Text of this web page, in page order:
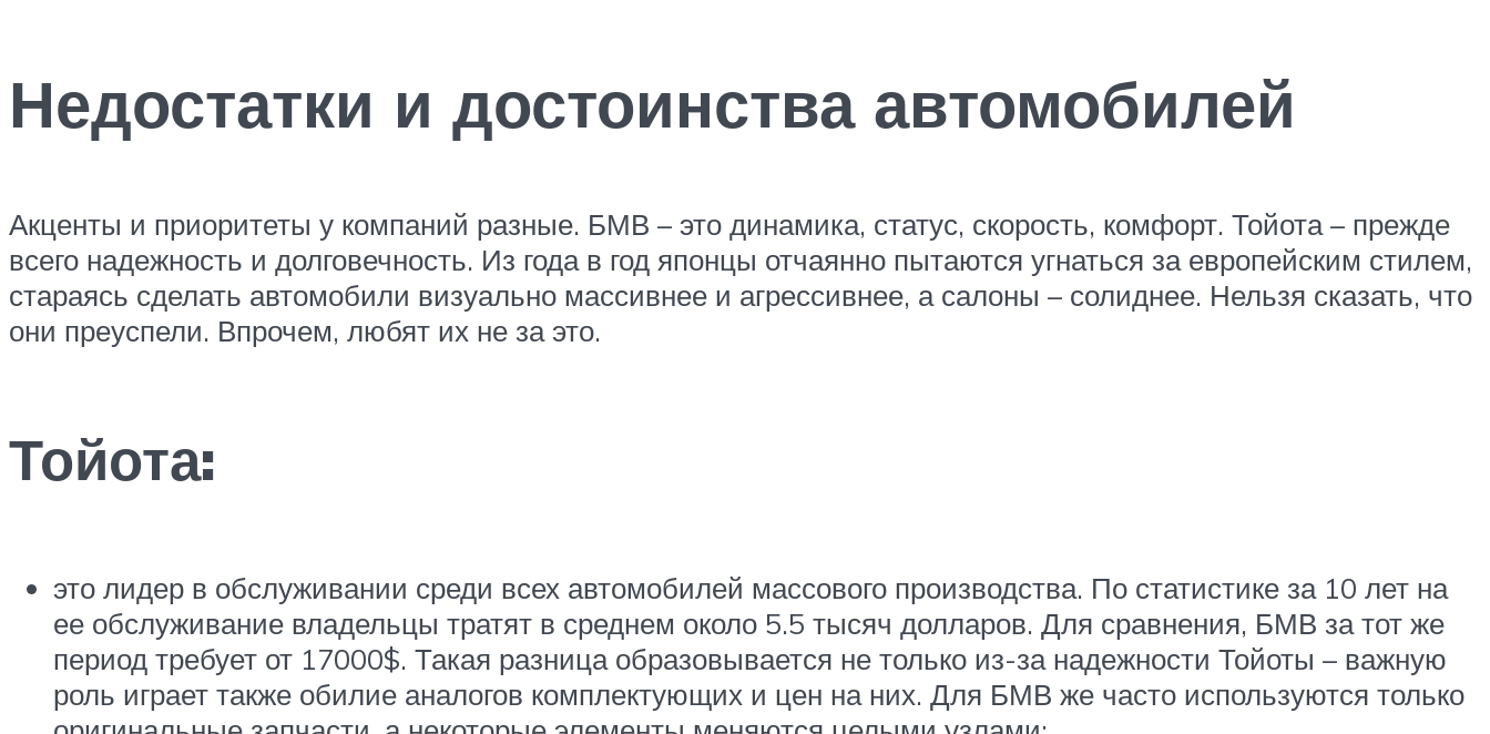
Недостатки и достоинства автомобилей
Акценты и приоритеты у компаний разные. БМВ – это динамика, статус, скорость, комфорт. Тойота – прежде
всего надежность и долговечность. Из года в год японцы отчаянно пытаются угнаться за европейским стилем,
стараясь сделать автомобили визуально массивнее и агрессивнее, а салоны – солиднее. Нельзя сказать, что
они преуспели. Впрочем, любят их не за это.
Тойота:
это лидер в обслуживании среди всех автомобилей массового производства. По статистике за 10 лет на
ее обслуживание владельцы тратят в среднем около 5.5 тысяч долларов. Для сравнения, БМВ за тот же
период требует от 17000$. Такая разница образовывается не только из-за надежности Тойоты – важную
роль играет также обилие аналогов комплектующих и цен на них. Для БМВ же часто используются только